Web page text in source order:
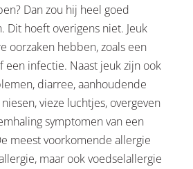
Dan zou hij heel goed
Dit hoeft overigens niet. Jeuk
oorzaken hebben, zoals een
een infectie. Naast jeuk zijn ook
diarree, aanhoudende
vieze luchtjes, overgeven
symptomen van een
meest voorkomende allergie
maar ook voedselallergie